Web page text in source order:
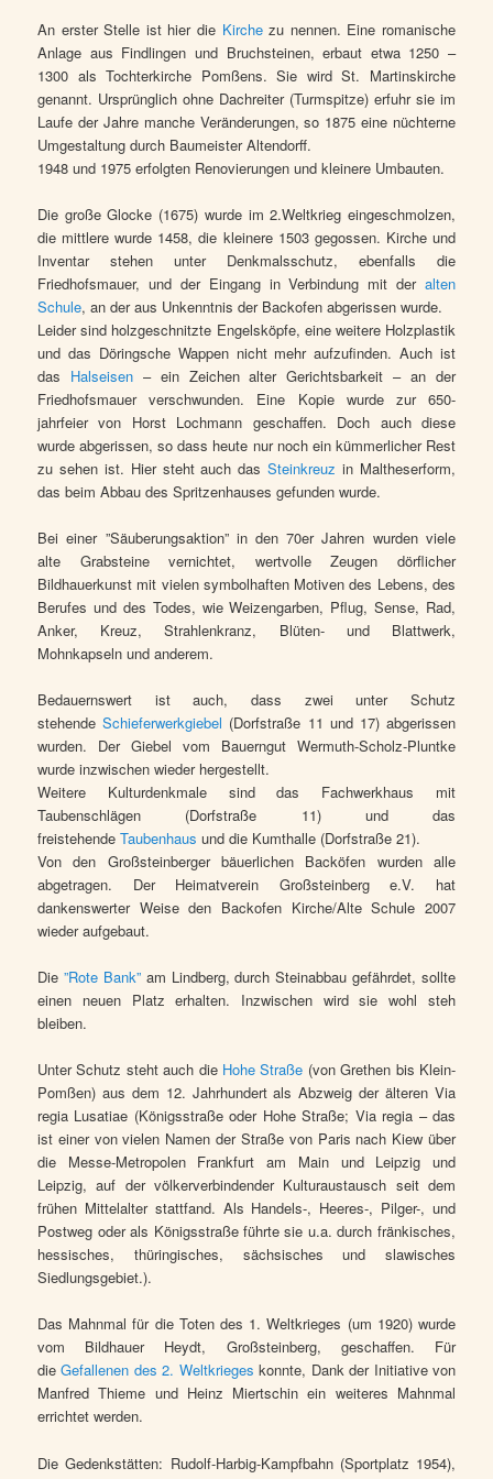
An erster Stelle ist hier die Kirchezu nennen. Eine romanische
Anlage aus Findlingen und Bruchsteinen, erbaut etwa 1250 –
1300 als Tochterkirche Pomßens. Sie wird St. Martinskirche
genannt. Ursprünglich ohne Dachreiter (Turmspitze) erfuhr sie im
Laufe der Jahre manche Veränderungen, so 1875 eine nüchterne
Umgestaltung durch Baumeister Altendorff.
1948 und 1975 erfolgten Renovierungen und kleinere Umbauten.
Die große Glocke (1675) wurde im 2.Weltkrieg eingeschmolzen,
die mittlere wurde 1458, die kleinere 1503 gegossen. Kirche und
Inventar stehen unter Denkmalsschutz, ebenfalls die
Friedhofsmauer, und der Eingang in Verbindung mit der alten
Schule, an der aus Unkenntnis der Backofen abgerissen wurde.
Leider sind holzgeschnitzte Engelsköpfe, eine weitere Holzplastik
und das Döringsche Wappen nicht mehr aufzufinden. Auch ist
das Halseisen– ein Zeichen alter Gerichtsbarkeit – an der
Friedhofsmauer verschwunden. Eine Kopie wurde zur 650-
jahrfeier von Horst Lochmann geschaffen. Doch auch diese
wurde abgerissen, so dass heute nur noch ein kümmerlicher Rest
zu sehen ist. Hier steht auch dasSteinkreuz in Maltheserform,
das beim Abbau des Spritzenhauses gefunden wurde.
Bei einer ”Säuberungsaktion” in den 70er Jahren wurden viele
alte Grabsteine vernichtet, wertvolle Zeugen dörflicher
Bildhauerkunst mit vielen symbolhaften Motiven des Lebens, des
Berufes und des Todes, wie Weizengarben, Pflug, Sense, Rad,
Anker, Kreuz, Strahlenkranz, Blüten- und Blattwerk,
Mohnkapseln und anderem.
Bedauernswert ist auch, dass zwei unter Schutz
stehendeSchieferwerkgiebel (Dorfstraße 11 und 17) abgerissen
wurden. Der Giebel vom Bauerngut Wermuth-Scholz-Pluntke
wurde inzwischen wieder hergestellt.
Weitere Kulturdenkmale sind das Fachwerkhaus mit
Taubenschlägen (Dorfstraße 11) und das
freistehendeTaubenhausund die Kumthalle (Dorfstraße 21).
Von den Großsteinberger bäuerlichen Backöfen wurden alle
abgetragen. Der Heimatverein Großsteinberg e.V. hat
dankenswerter Weise den Backofen Kirche/Alte Schule 2007
wieder aufgebaut.
Die ”Rote Bank”am Lindberg, durch Steinabbau gefährdet, sollte
einen neuen Platz erhalten. Inzwischen wird sie wohl steh
bleiben.
Unter Schutz steht auch die Hohe Straße (von Grethen bis Klein-
Pomßen) aus dem 12. Jahrhundert als Abzweig der älteren Via
regia Lusatiae (Königsstraße oder Hohe Straße; Via regia – das
ist einer von vielen Namen der Straße von Paris nach Kiew über
die Messe-Metropolen Frankfurt am Main und Leipzig und
Leipzig, auf der völkerverbindender Kulturaustausch seit dem
frühen Mittelalter stattfand. Als Handels-, Heeres-, Pilger-, und
Postweg oder als Königsstraße führte sie u.a. durch fränkisches,
hessisches, thüringisches, sächsisches und slawisches
Siedlungsgebiet.).
Das Mahnmal für die Toten des 1. Weltkrieges (um 1920) wurde
vom Bildhauer Heydt, Großsteinberg, geschaffen. Für
dieGefallenen des 2. Weltkrieges konnte, Dank der Initiative von
Manfred Thieme und Heinz Miertschin ein weiteres Mahnmal
errichtet werden.
Die Gedenkstätten: Rudolf-Harbig-Kampfbahn (Sportplatz 1954),